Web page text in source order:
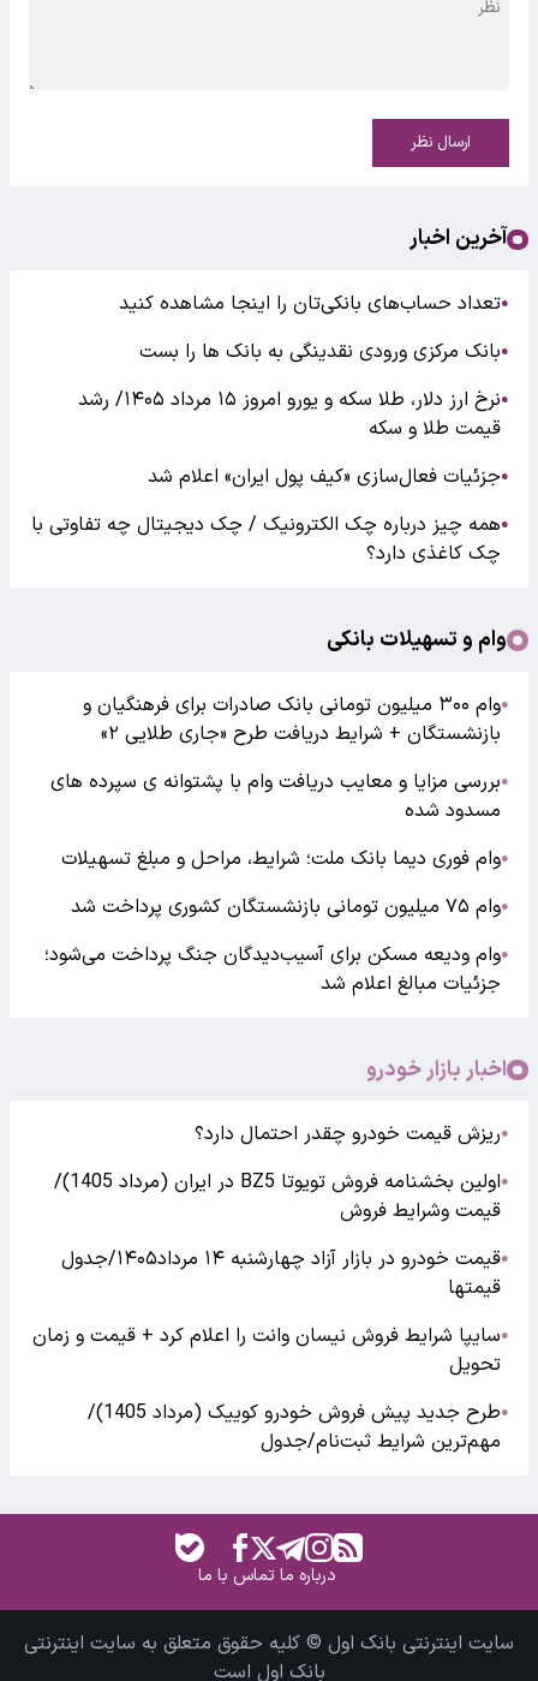
ارسال نظر
آخرین اخبار
●تعداد حساب‌های بانکی‌تان را اینجا مشاهده کنید
●بانک مرکزی ورودی نقدینگی به بانک ها را بست
●
نرخ ارز دلار، طلا سکه و یورو امروز ۱۵ مرداد ۱۴۰۵/ رشد
قیمت طلا و سکه
●جزئیات فعال‌سازی «کیف پول ایران» اعلام شد
●همه چیز درباره چک الکترونیک / چک دیجیتال چه تفاوتی با
چک کاغذی دارد؟
وام و تسهیلات بانکی
●
وام ۳۰۰ میلیون تومانی بانک صادرات برای فرهنگیان و
بازنشستگان + شرایط دریافت طرح «جاری طلایی ۲»
●بررسی مزایا و معایب دریافت وام با پشتوانه ی سپرده های
مسدود شده
●وام فوری دیما بانک ملت؛ شرایط، مراحل و مبلغ تسهیلات
●وام ۷۵ میلیون تومانی بازنشستگان کشوری پرداخت شد
●وام ودیعه مسکن برای آسیب‌دیدگان جنگ پرداخت می‌شود؛
جزئیات مبالغ اعلام شد
اخبار بازار خودرو
●ریزش قیمت خودرو چقدر احتمال دارد؟
●
اولین بخشنامه فروش تویوتا BZ5 در ایران (مرداد 1405)/
قیمت وشرایط فروش
●
قیمت خودرو در بازار آزاد چهارشنبه ۱۴ مرداد۱۴۰۵/جدول
قیمتها
●سایپا شرایط فروش نیسان وانت را اعلام کرد + قیمت و زمان
تحویل
●
طرح جدید پیش فروش خودرو کوییک (مرداد 1405)/
مهم‌ترین شرایط ثبت‌نام/جدول
درباره ماتماس با ما
سایت اینترنتی بانک اول © کلیه حقوق متعلق به سایت اینترنتی
بانک اول است